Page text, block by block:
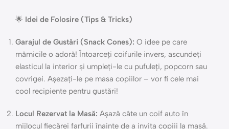
🌟 Idei de Folosire (Tips & Tricks)
Garajul de Gustări (Snack Cones): O idee pe care
mămicile o adoră! Întoarceți coifurile invers, ascundeți
elasticul la interior și umpleți-le cu pufuleți, popcorn sau
covrigei. Așezați-le pe masa copiilor – vor fi cele mai
cool recipiente pentru gustări!
Locul Rezervat la Masă: Așază câte un coif auto în
mijlocul fiecărei farfurii înainte de a invita copiii la masă.